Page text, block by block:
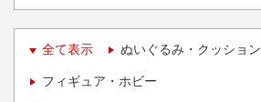
全て表示 ぬいぐるみ・クッション
フィギュア・ホビー